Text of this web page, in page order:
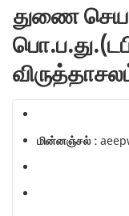
துணை
மின்னஞ்சல் :